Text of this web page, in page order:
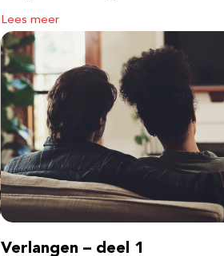
Lees meer
Verlangen – deel 1